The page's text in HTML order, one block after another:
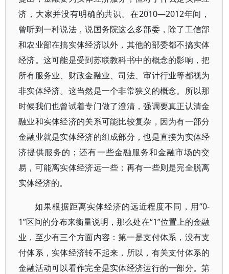
济，大家并没有明确的共识。在2010—2012年间，
曾听到一种说法，说国务院这么多部委，除了工信部
和农业部在搞实体经济以外，其他的部委都不搞实体
经济。这可能是受到苏联教科书中的概念的影响，把
所有服务业、财政金融业、司法、审计行业等都视为
非实体经济。这当然是一个非常狭义的概念。所以那
时候我们也曾试着专门做了澄清，强调要真正认清金
融业和实体经济的关系可能比较复杂，因为有一部分
金融业就是实体经济的组成部分，也是直接为实体经
济提供服务的；还有一些金融服务和金融市场的交
易，可能离实体经济远一些；再有一些则是完全脱离
实体经济的。
如果根据距离实体经济的远近程度不同，用“0-
1”区间的分布来衡量说明，那么处在“1”位置上的金融
业，至少有三个方面内容：第一是支付体系，没有支
付体系，实体经济转不起来，所以，有关支付体系的
金融活动可以看作完全是实体经济运行的一部分。第